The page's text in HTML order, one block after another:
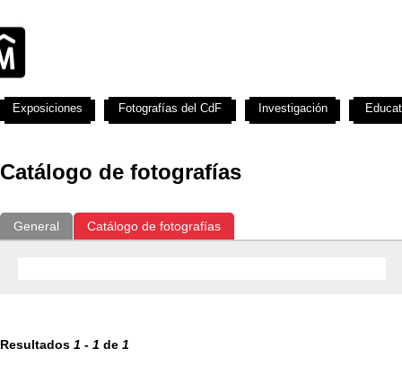
Catálogo de fotografías
General Catálogo de fotografías
Resultados 1 - 1 de 1
Exposiciones Fotografías del CdF Investigación